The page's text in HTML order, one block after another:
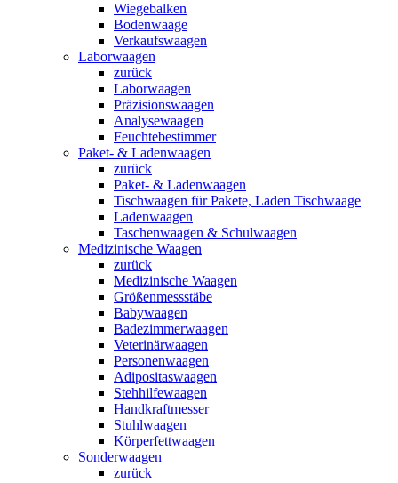
Wiegebalken
Bodenwaage
Verkaufswaagen
Laborwaagen
zurück
Laborwaagen
Präzisionswaagen
Analysewaagen
Feuchtebestimmer
Paket- & Ladenwaagen
zurück
Paket- & Ladenwaagen
Tischwaagen für Pakete, Laden Tischwaage
Ladenwaagen
Taschenwaagen & Schulwaagen
Medizinische Waagen
zurück
Medizinische Waagen
Größenmessstäbe
Babywaagen
Badezimmerwaagen
Veterinärwaagen
Personenwaagen
Adipositaswaagen
Stehhilfewaagen
Handkraftmesser
Stuhlwaagen
Körperfettwaagen
Sonderwaagen
zurück